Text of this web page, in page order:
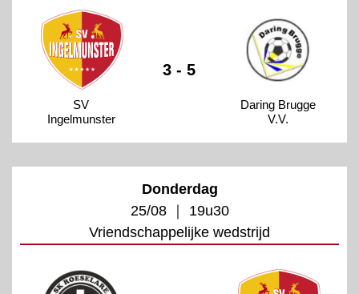
SV
Ingelmunster
3 - 5
Daring Brugge
V.V.
Donderdag
25/08 ｜ 19u30
Vriendschappelijke wedstrijd